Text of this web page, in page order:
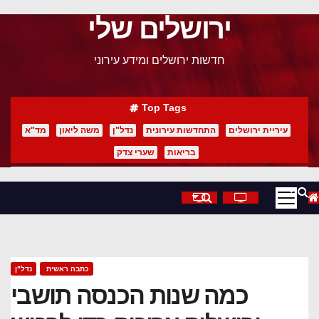
ירושלים שלי
חדשות ירושלים ומידע עירוני
Top Tags
עיריית ירושלים התחדשות עירונית נדל"ן משה ליאון מד"א
בריאות שערי צדק
כתבה ראשית נדל"ן
כמה שנות הכנסה תושבי